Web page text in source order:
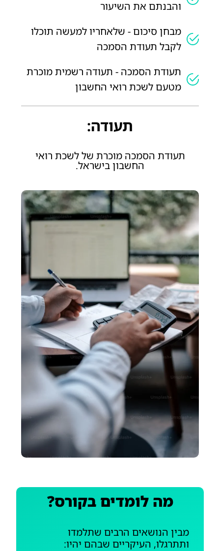
והבנתם את השיעור
מבחן סיכום - שלאחריו למעשה תוכלו
לקבל תעודת הסמכה
תעודת הסמכה - תעודה רשמית מוכרת
מטעם לשכת רואי החשבון
תעודה:
תעודת הסמכה מוכרת של לשכת רואי
החשבון בישראל.
מה לומדים בקורס?
מבין הנושאים הרבים שתלמדו
ותתרגלו, העיקריים שבהם יהיו: